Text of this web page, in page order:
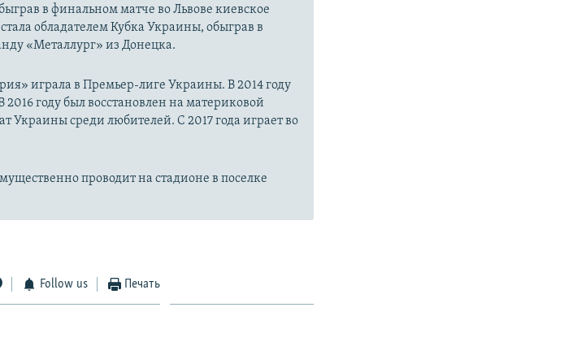
в финальном матче во Львове киевское
обладателем Кубка Украины, обыграв в
«Металлург» из Донецка.
играла в Премьер-лиге Украины. В 2014 году
году был восстановлен на материковой
Украины среди любителей. С 2017 года играет во
проводит на стадионе в поселке
Follow us Печать